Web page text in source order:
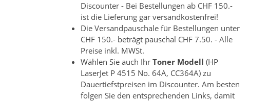
Discounter - Bei Bestellungen ab CHF 150.-
ist die Lieferung gar versandkostenfrei!
Die Versandpauschale für Bestellungen unter
CHF 150.- beträgt pauschal CHF 7.50. - Alle
Preise inkl. MWSt.
Wählen Sie auch Ihr Toner Modell (HP
LaserJet P 4515 No. 64A, CC364A) zu
Dauertiefstpreisen im Discounter. Am besten
folgen Sie den entsprechenden Links, damit